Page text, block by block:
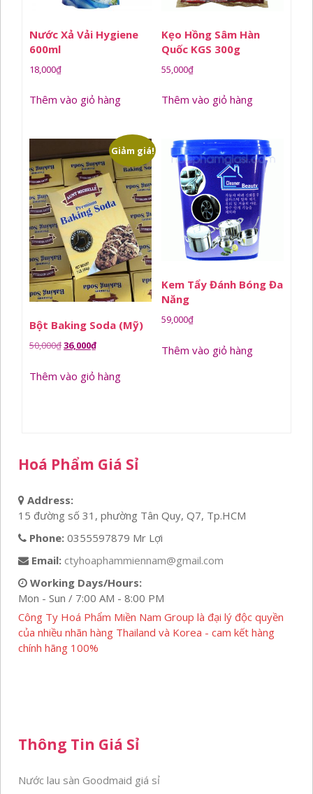
Nước Xả Vải Hygiene
600ml
18,000₫
Thêm vào giỏ hàng
Kẹo Hồng Sâm Hàn
Quốc KGS 300g
55,000₫
Thêm vào giỏ hàng
Giảm giá!
Bột Baking Soda (Mỹ)
50,000₫Giá
là:
36,000₫Giá
tại
Thêm vào giỏ hàng
Kem Tẩy Đánh Bóng Đa
Năng
59,000₫
Thêm vào giỏ hàng
Hoá Phẩm Giá Sỉ
Address:
15 đường số 31, phường Tân Quy, Q7, Tp.HCM
Phone: 0355597879 Mr Lợi
Email: ctyhoaphammiennam@gmail.com
Working Days/Hours:
Mon - Sun / 7:00 AM - 8:00 PM
Công Ty Hoá Phẩm Miền Nam Group là đại lý độc quyền
của nhiều nhãn hàng Thailand và Korea - cam kết hàng
chính hãng 100%
Thông Tin Giá Sỉ
Nước lau sàn Goodmaid giá sỉ